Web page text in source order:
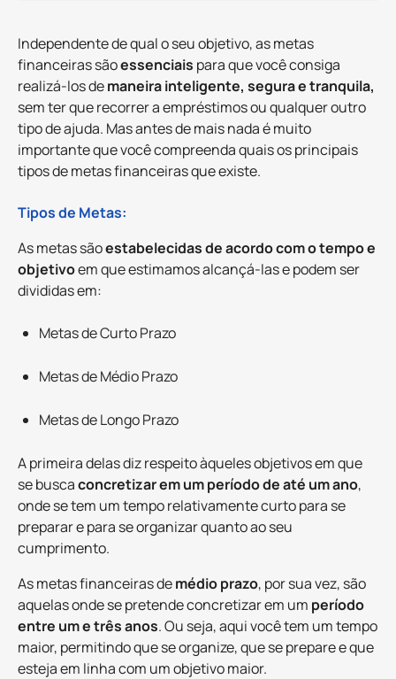
Independente de qual o seu objetivo, as metas
financeiras sãoessenciais para que você consiga
realizá-los demaneira inteligente, segura e tranquila,
sem ter que recorrer a empréstimos ou qualquer outro
tipo de ajuda. Mas antes de mais nada é muito
importante que você compreenda quais os principais
tipos de metas financeiras que existe.
Tipos de Metas:
As metas sãoestabelecidas de acordo com o tempo e
objetivoem que estimamos alcançá-las e podem ser
divididas em:
Metas de Curto Prazo
Metas de Médio Prazo
Metas de Longo Prazo
A primeira delas diz respeito àqueles objetivos em que
se buscaconcretizar em um período de até um ano,
onde se tem um tempo relativamente curto para se
preparar e para se organizar quanto ao seu
cumprimento.
As metas financeiras demédio prazo, por sua vez, são
aquelas onde se pretende concretizar em um período
entre um e três anos. Ou seja, aqui você tem um tempo
maior, permitindo que se organize, que se prepare e que
esteja em linha com um objetivo maior.